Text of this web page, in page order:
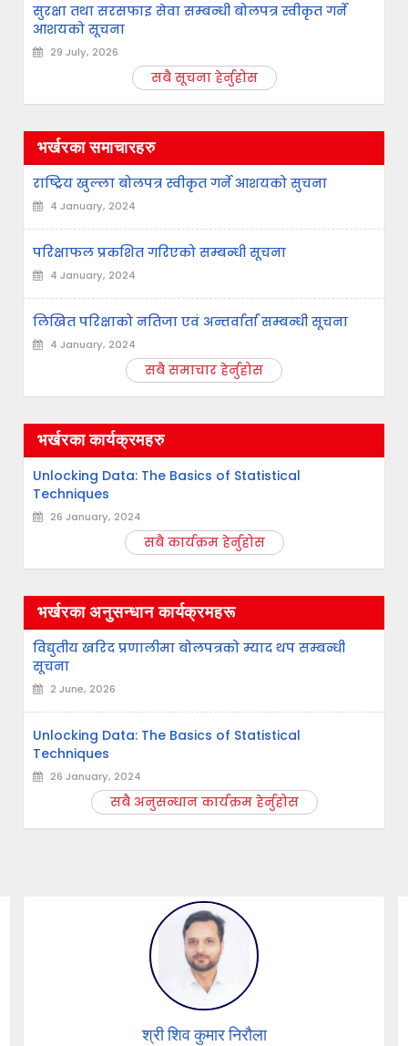
सुरक्षा तथा सरसफाइ सेवा सम्बन्धी बोलपत्र स्वीकृत गर्ने
आशयको सूचना
29 July, 2026
सबै सूचना हेर्नुहोस
भर्खरका समाचारहरु
राष्ट्रिय खुल्ला बोलपत्र स्वीकृत गर्ने आशयको सुचना
4 January, 2024
परिक्षाफल प्रकशित गरिएको सम्बन्धी सूचना
4 January, 2024
लिखित परिक्षाको नतिजा एवं अन्तर्वार्ता सम्बन्धी सूचना
4 January, 2024
सबै समाचार हेर्नुहोस
भर्खरका कार्यक्रमहरु
Unlocking Data: The Basics of Statistical
Techniques
26 January, 2024
सबै कार्यक्रम हेर्नुहोस
भर्खरका अनुसन्धान कार्यक्रमहरू
विद्युतीय खरिद प्रणालीमा बोलपत्रको म्याद थप सम्बन्धी
सूचना
2 June, 2026
Unlocking Data: The Basics of Statistical
Techniques
26 January, 2024
सबै अनुसन्धान कार्यक्रम हेर्नुहोस
श्री शिव कुमार निरौला